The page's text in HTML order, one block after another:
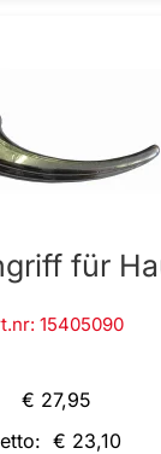
für
15405090
€ 27,95
€ 23,10